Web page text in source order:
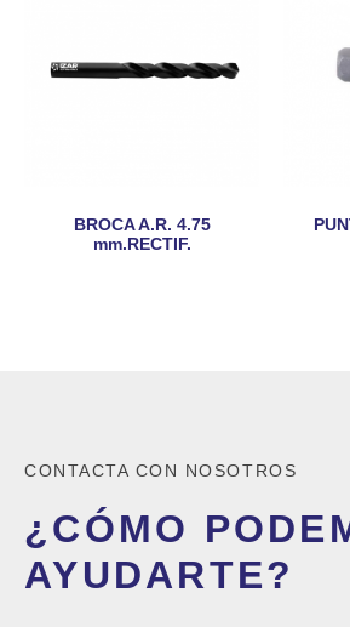
BROCA A.R. 4.75
mm.RECTIF.
CONTACTA CON NOSOTROS
¿CÓMO
AYUDARTE?